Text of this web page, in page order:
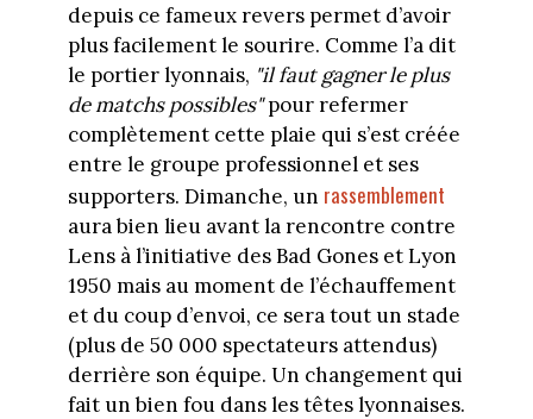
depuis ce fameux revers permet d’avoir
plus facilement le sourire. Comme l’a dit
le portier lyonnais, "il faut gagner le plus
de matchs possibles"pour refermer
complètement cette plaie qui s’est créée
entre le groupe professionnel et ses
supporters. Dimanche, un rassemblement
aura bien lieu avant la rencontre contre
Lens à l’initiative des Bad Gones et Lyon
1950 mais au moment de l’échauffement
et du coup d’envoi, ce sera tout un stade
(plus de 50 000 spectateurs attendus)
derrière son équipe. Un changement qui
fait un bien fou dans les têtes lyonnaises.